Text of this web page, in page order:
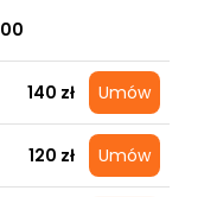
140 zł Umów
120 zł Umów